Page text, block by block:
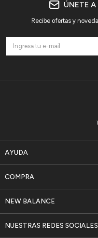
AYUDA
NEW BALANCE
COMPRA
NUESTRAS REDES SOCIALES
ÚNETE
Recibe ofertas y